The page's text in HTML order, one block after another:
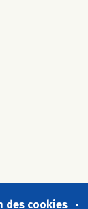
des cookies